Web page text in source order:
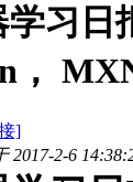
学习日
，
]
2017-2-6